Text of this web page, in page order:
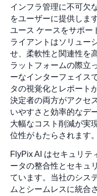
インフラ管理に不可欠
をユーザーに提供しま
ユース ケースをサポー
ライアントはソリュー
せ、柔軟性と関連性を
ラットフォームの際立
ーなインターフェイス
タの視覚化とレポート
決定者の両方がアクセ
いやすさと効率的なデ
大幅なコスト削減が実
位性がもたらされます。
FlyPix AI はセキュリテ
ータの整合性とセキュ
ています。当社のシス
ムとシームレスに統合